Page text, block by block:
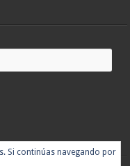
Si continúas navegando por